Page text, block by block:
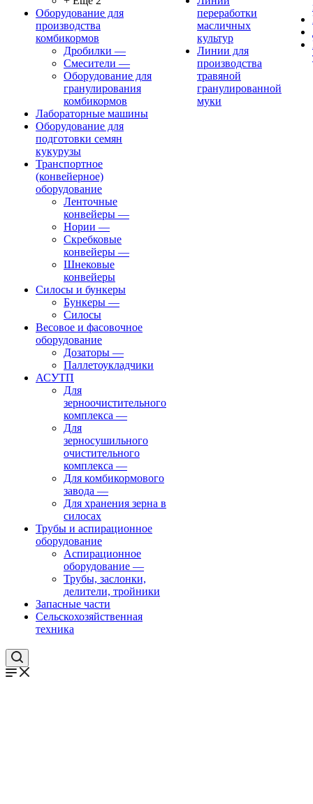
Оборудование для
производства
комбикормов
Дробилки —
Смесители —
Оборудование для
гранулирования
комбикормов
Лабораторные машины
Оборудование для
подготовки семян
кукурузы
Транспортное
(конвейерное)
оборудование
Ленточные
конвейеры —
Нории —
Скребковые
конвейеры —
Шнековые
конвейеры
Силосы и бункеры
Бункеры —
Силосы
Весовое и фасовочное
оборудование
Дозаторы —
Паллетоукладчики
АСУТП
Для
зерноочистительного
комплекса —
Для
зерносушильного
очистительного
комплекса —
Для комбикормового
завода —
Для хранения зерна в
силосах
Трубы и аспирационное
оборудование
Аспирационное
оборудование —
Трубы, заслонки,
делители, тройники
Запасные части
Сельскохозяйственная
техника
переработки
масличных
культур
Линии для
производства
травяной
гранулированной
муки